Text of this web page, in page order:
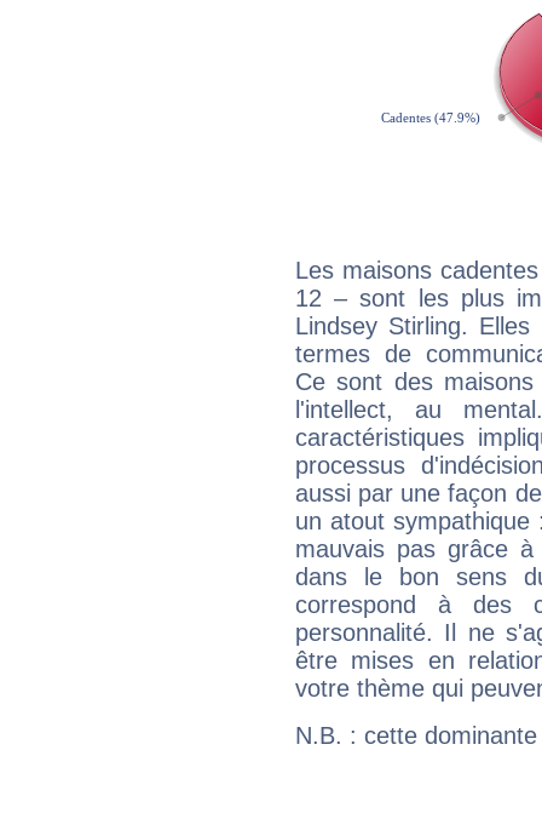
Les maisons
12 – sont les plus
Lindsey Stirling.
termes de
Ce sont des
l'intellect, au
caractéristiques
processus
aussi par une façon
un atout
mauvais pas grâce
dans le bon sens
correspond à des
personnalité. Il ne
être mises en
votre thème qui
N.B. : cette